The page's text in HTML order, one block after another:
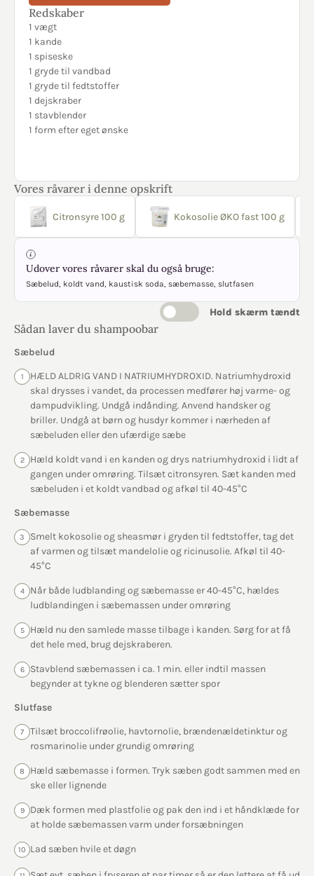
Redskaber
1 vægt
1 kande
1 spiseske
1 gryde til vandbad
1 gryde til fedtstoffer
1 dejskraber
1 stavblender
1 form efter eget ønske
Vores råvarer i denne opskrift
Citronsyre 100 g Kokosolie ØKO fast 100 g
Udover vores råvarer skal du også bruge:
Sæbelud, koldt vand, kaustisk soda, sæbemasse, slutfasen
Hold skærm tændt
Sådan laver du shampoobar
Sæbelud
1
HÆLD ALDRIG VAND I NATRIUMHYDROXID. Natriumhydroxid
skal drysses i vandet, da processen medfører høj varme- og
dampudvikling. Undgå indånding. Anvend handsker og
briller. Undgå at børn og husdyr kommer i nærheden af
sæbeluden eller den ufærdige sæbe
2
Hæld koldt vand i en kanden og drys natriumhydroxid i lidt af
gangen under omrøring. Tilsæt citronsyren. Sæt kanden med
sæbeluden i et koldt vandbad og afkøl til 40-45°C
Sæbemasse
3
Smelt kokosolie og sheasmør i gryden til fedtstoffer, tag det
af varmen og tilsæt mandelolie og ricinusolie. Afkøl til 40-
45°C
4
Når både ludblanding og sæbemasse er 40-45°C, hældes
ludblandingen i sæbemassen under omrøring
5
Hæld nu den samlede masse tilbage i kanden. Sørg for at få
det hele med, brug dejskraberen.
6
Stavblend sæbemassen i ca. 1 min. eller indtil massen
begynder at tykne og blenderen sætter spor
Slutfase
7
Tilsæt broccolifrøolie, havtornolie, brændenældetinktur og
rosmarinolie under grundig omrøring
8
Hæld sæbemasse i formen. Tryk sæben godt sammen med en
ske eller lignende
9
Dæk formen med plastfolie og pak den ind i et håndklæde for
at holde sæbemassen varm under forsæbningen
10 Lad sæben hvile et døgn